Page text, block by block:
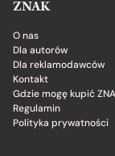
ZNAK
O nas
Dla autorów
Dla reklamodawców
Kontakt
Gdzie mogę kupić
Regulamin
Polityka prywatności